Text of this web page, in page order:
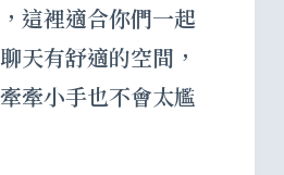
這裡適合你們一起
天有舒適的空間，
牽小手也不會太尷